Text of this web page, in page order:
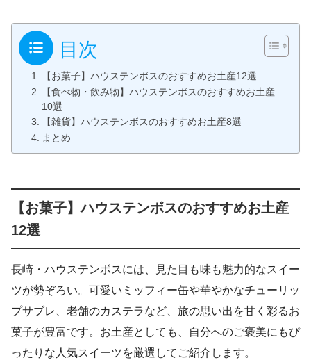
目次
【お菓子】ハウステンボスのおすすめお土産12選
【食べ物・飲み物】ハウステンボスのおすすめお土産
10選
【雑貨】ハウステンボスのおすすめお土産8選
まとめ
【お菓子】ハウステンボスのおすすめお土産
12選
長崎・ハウステンボスには、見た目も味も魅力的なスイー
ツが勢ぞろい。可愛いミッフィー缶や華やかなチューリッ
プサブレ、老舗のカステラなど、旅の思い出を甘く彩るお
菓子が豊富です。お土産としても、自分へのご褒美にもぴ
ったりな人気スイーツを厳選してご紹介します。